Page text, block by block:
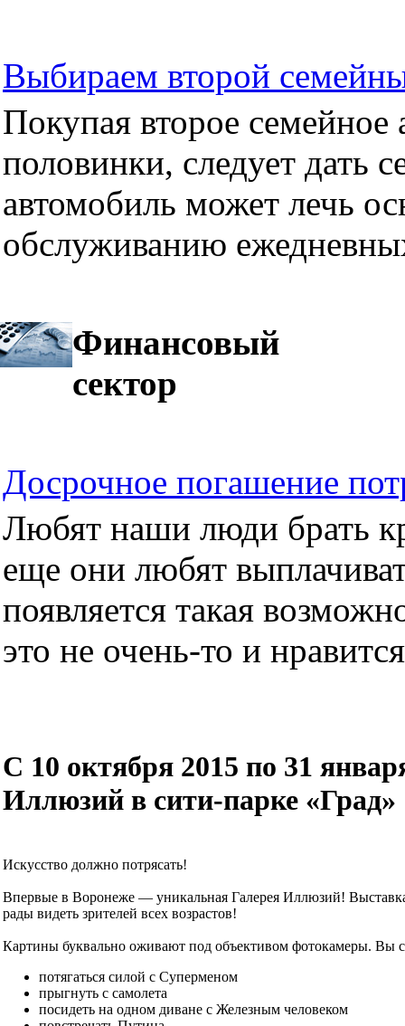
Выбираем второй
Покупая второе семейное
половинки, следует дать
автомобиль может лечь
обслуживанию
Финансовый
сектор
Досрочное погашение
Любят наши люди брать
еще они любят
появляется такая
это не очень-то и
C 10 октября 2015 по 31
Иллюзий в сити-парке «Град»
Искусство должно потрясать!
Впервые в Воронеже — уникальная Галерея Иллюзий!
рады видеть зрителей всех возрастов!
Картины буквально оживают под объективом фотокамеры. Вы
потягаться силой с Суперменом
прыгнуть с самолета
посидеть на одном диване с Железным человеком